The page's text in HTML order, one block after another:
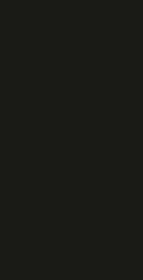
para
30ª
de
alvinegro
tabela se